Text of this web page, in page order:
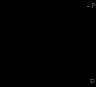
-
©